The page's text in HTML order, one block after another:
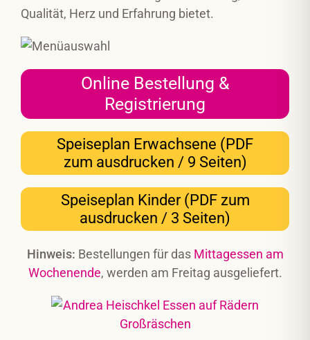
Qualität, Herz und Erfahrung bietet.
Online Bestellung &
Registrierung
Speiseplan Erwachsene (PDF
zum ausdrucken / 9 Seiten)
Speiseplan Kinder (PDF zum
ausdrucken / 3 Seiten)
Hinweis: Bestellungen für das Mittagessen am
Wochenende, werden am Freitag ausgeliefert.